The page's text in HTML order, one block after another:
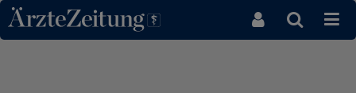
Direkt zum Inhaltsbereich